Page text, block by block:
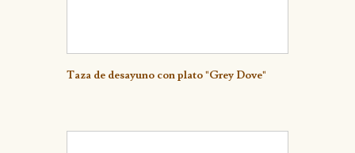
Detalle
Taza de desayuno con plato "Grey Dove"